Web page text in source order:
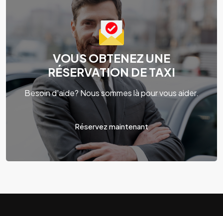
VOUS OBTENEZ UNE
RÉSERVATION DE TAXI
Besoin d'aide? Nous sommes là pour vous aider.
Réservez maintenant